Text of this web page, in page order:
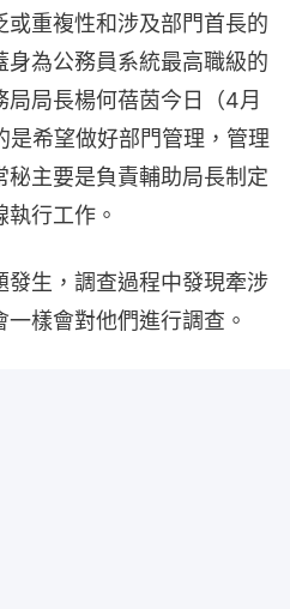
重複性和涉及部門首長的
身為公務員系統最高職級的
局長楊何蓓茵今日（4月
是希望做好部門管理，管理
主要是負責輔助局長制定
行工作。
發生，調查過程中發現牽涉
樣會對他們進行調查。